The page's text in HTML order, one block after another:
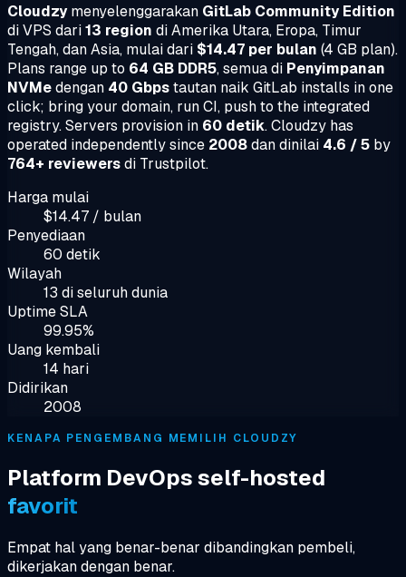
Cloudzymenyelenggarakan GitLab Community Edition
di VPS dari13 region di Amerika Utara, Eropa, Timur
Tengah, dan Asia, mulai dari $14.47 per bulan (4 GB plan).
Plans range up to 64 GB DDR5, semua di Penyimpanan
NVMedengan 40 Gbpstautan naik GitLab installs in one
click; bring your domain, run CI, push to the integrated
registry. Servers provision in 60 detik. Cloudzy has
operated independently since 2008dan dinilai 4.6 / 5 by
764+ reviewersdi Trustpilot.
Harga mulai
$14.47 / bulan
Penyediaan
60 detik
Wilayah
13 di seluruh dunia
Uptime SLA
99.95%
Uang kembali
14 hari
Didirikan
2008
KENAPA PENGEMBANG MEMILIH CLOUDZY
Platform DevOps self-hosted
favorit
Empat hal yang benar-benar dibandingkan pembeli,
dikerjakan dengan benar.